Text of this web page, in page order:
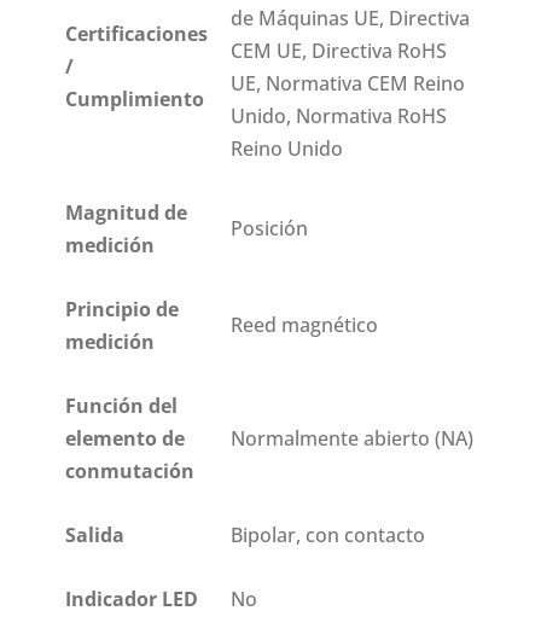
Certificaciones
/
Cumplimiento
de Máquinas UE, Directiva
CEM UE, Directiva RoHS
UE, Normativa CEM Reino
Unido, Normativa RoHS
Reino Unido
Magnitud de
medición
Posición
Principio de
medición
Reed magnético
Función del
elemento de
conmutación
Normalmente abierto (NA)
Salida Bipolar, con contacto
Indicador LED No